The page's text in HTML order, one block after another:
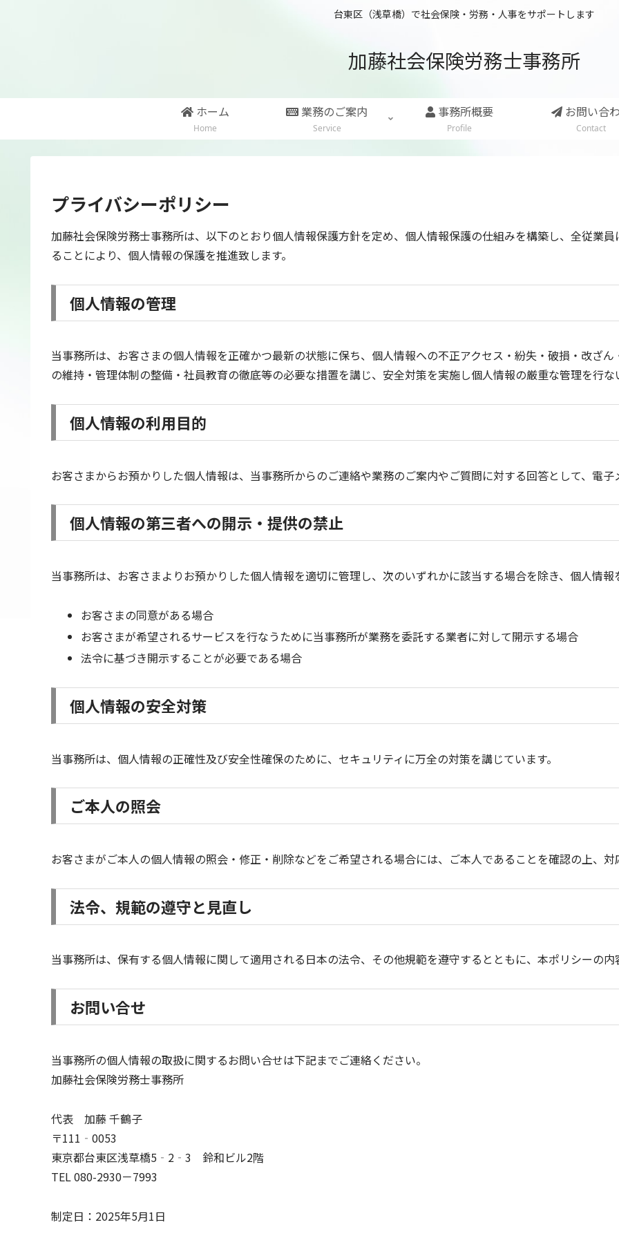
台東区（浅草橋）で社会保険・労務・人事をサポートします
加藤社会保険労務士事務所
ホーム
Home
業務のご案内
Service
事務所概要
Profile
お問い合
Contact
プライバシーポリシー
加藤社会保険労務士事務所は、以下のとおり個人情報保護方針を定め、個人情報保護の仕組みを構築し、全従業
ることにより、個人情報の保護を推進致します。
個人情報の管理
当事務所は、お客さまの個人情報を正確かつ最新の状態に保ち、個人情報への不正アクセス・紛失・破損・改ざ
の維持・管理体制の整備・社員教育の徹底等の必要な措置を講じ、安全対策を実施し個人情報の厳重な管理を行な
個人情報の利用目的
お客さまからお預かりした個人情報は、当事務所からのご連絡や業務のご案内やご質問に対する回答として、電子
個人情報の第三者への開示・提供の禁止
当事務所は、お客さまよりお預かりした個人情報を適切に管理し、次のいずれかに該当する場合を除き、個人情報
お客さまの同意がある場合
お客さまが希望されるサービスを行なうために当事務所が業務を委託する業者に対して開示する場合
法令に基づき開示することが必要である場合
個人情報の安全対策
当事務所は、個人情報の正確性及び安全性確保のために、セキュリティに万全の対策を講じています。
ご本人の照会
お客さまがご本人の個人情報の照会・修正・削除などをご希望される場合には、ご本人であることを確認の上、対
法令、規範の遵守と見直し
当事務所は、保有する個人情報に関して適用される日本の法令、その他規範を遵守するとともに、本ポリシーの内
お問い合せ
当事務所の個人情報の取扱に関するお問い合せは下記までご連絡ください。
加藤社会保険労務士事務所
代表 加藤 千鶴子
〒111‐0053
東京都台東区浅草橋5‐2‐3 鈴和ビル2階
TEL 080-2930－7993
制定日：2025年5月1日